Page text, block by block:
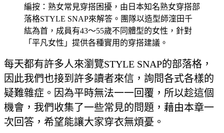
編按：熟女常見穿搭困擾，由日本知名熟女穿搭部
落格STYLE SNAP來解答。團隊以造型師漥田千
紘為首，成員有43～55歲不同體型的女性，針對
「平凡女性」提供各種實用的穿搭建議。
每天都有許多人來瀏覽STYLE SNAP的部落格，
因此我們也接到許多讀者來信，詢問各式各樣的
疑難雜症。因為平時無法一一回覆，所以趁這個
機會，我們收集了一些常見的問題，藉由本章一
次回答，希望能讓大家穿衣無煩憂。